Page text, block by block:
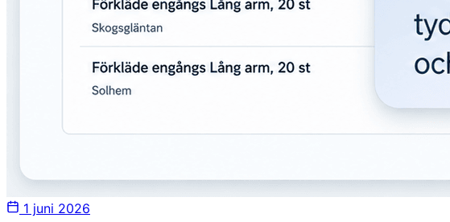
1 juni 2026